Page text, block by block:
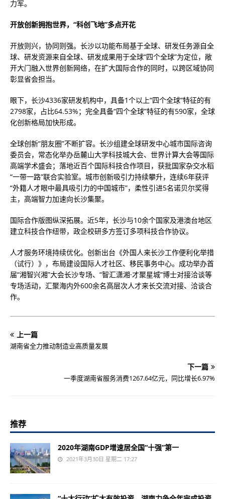
力军。
开放创新拥抱世界，“科创飞地”多点开花
开放则兴，协同则强。长沙以功能布局基于全球、研发任务源自全
球、研发资源来自全球、研发成果用于全球“四个全球”为定位，敞
开大门融入世界创新网络，在扩大国际合作的同时，以跨区域协同
彰显省会担当。
眼下，长沙4336家研发机构中，具备1个以上“四个全球”特征的有
2798家，占比64.53%；完全具备“四个全球”特征的有590家，全球
化创新格局加快形成。
全球创新“朋友圈”不断扩容。长沙组建全球研发中心城市国际咨询
委员会，常态化举办岳麓山大学科技城大会、世界计算大会等国际
高端学术盛会；落地近百个国际科技合作项目，获批国家杂交水稻
“一带一路”联合实验室。城市创新吸引力持续攀升，连续6年获评
“外籍人才眼中最具吸引力的中国城市”，柔性引进5名诺贝尔奖得
主，高端智力加速向长沙集聚。
国际合作版图纵深拓展。近5年，长沙与10余个国家及港澳台地区
建立科技合作纽带，政企校研多方签订多项科技合作协议。
人才服务环境持续优化。创新出台《外国人来长沙工作便利化举措
（试行）》，布局建设国际人才社区、移民事务中心。成功举办首
届“湘智兴湘”大会长沙专场、“智汇潇湘·才聚星城”博士对接洽谈等
专场活动，汇聚海内外600余名高层次人才来长交流对接、洽谈合
作。
上一篇
湖南省全力推动制造业高质量发展
下一篇
一季度湖南省服务消费1267.64亿元，同比增长6.97%
推荐
2020年湖南GDP增速居全国“十强”第一
2021年3月30日 星期二 17:27